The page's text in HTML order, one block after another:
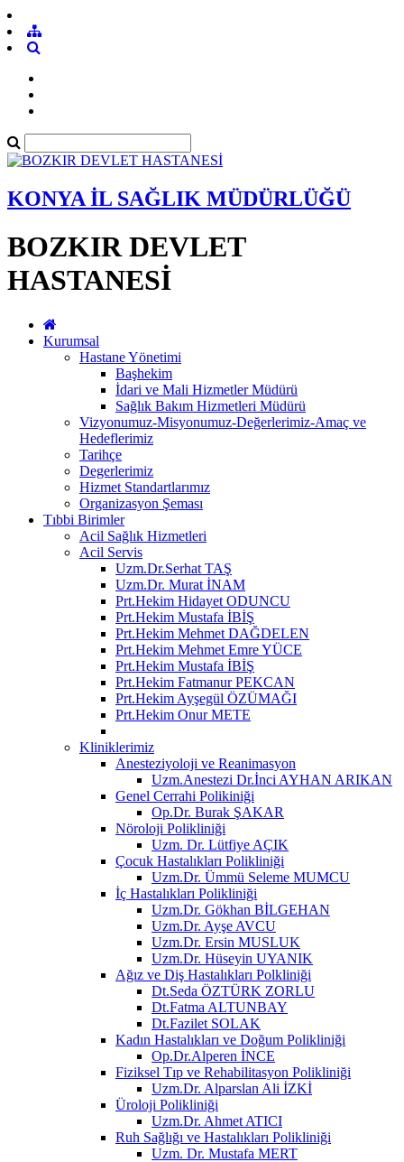
KONYA İL SAĞLIK MÜDÜRLÜĞÜ
BOZKIR DEVLET
HASTANESİ
Kurumsal
Hastane Yönetimi
Başhekim
İdari ve Mali Hizmetler Müdürü
Sağlık Bakım Hizmetleri Müdürü
Vizyonumuz-Misyonumuz-Değerlerimiz-Amaç ve
Hedeflerimiz
Tarihçe
Degerlerimiz
Hizmet Standartlarımız
Organizasyon Şeması
Tıbbi Birimler
Acil Sağlık Hizmetleri
Acil Servis
Uzm.Dr.Serhat TAŞ
Uzm.Dr. Murat İNAM
Prt.Hekim Hidayet ODUNCU
Prt.Hekim Mustafa İBİŞ
Prt.Hekim Mehmet DAĞDELEN
Prt.Hekim Mehmet Emre YÜCE
Prt.Hekim Mustafa İBİŞ
Prt.Hekim Fatmanur PEKCAN
Prt.Hekim Ayşegül ÖZÜMAĞI
Prt.Hekim Onur METE
Kliniklerimiz
Anesteziyoloji ve Reanimasyon
Uzm.Anestezi Dr.İnci AYHAN ARIKAN
Genel Cerrahi Polikiniği
Op.Dr. Burak ŞAKAR
Nöroloji Polikliniği
Uzm. Dr. Lütfiye AÇIK
Çocuk Hastalıkları Polikliniği
Uzm.Dr. Ümmü Seleme MUMCU
İç Hastalıkları Polikliniği
Uzm.Dr. Gökhan BİLGEHAN
Uzm.Dr. Ayşe AVCU
Uzm.Dr. Ersin MUSLUK
Uzm.Dr. Hüseyin UYANIK
Ağız ve Diş Hastalıkları Polkliniği
Dt.Seda ÖZTÜRK ZORLU
Dt.Fatma ALTUNBAY
Dt.Fazilet SOLAK
Kadın Hastalıkları ve Doğum Polikliniği
Op.Dr.Alperen İNCE
Fiziksel Tıp ve Rehabilitasyon Polikliniği
Uzm.Dr. Alparslan Ali İZKİ
Üroloji Polikliniği
Uzm.Dr. Ahmet ATICI
Ruh Sağlığı ve Hastalıkları Polikliniği
Uzm. Dr. Mustafa MERT